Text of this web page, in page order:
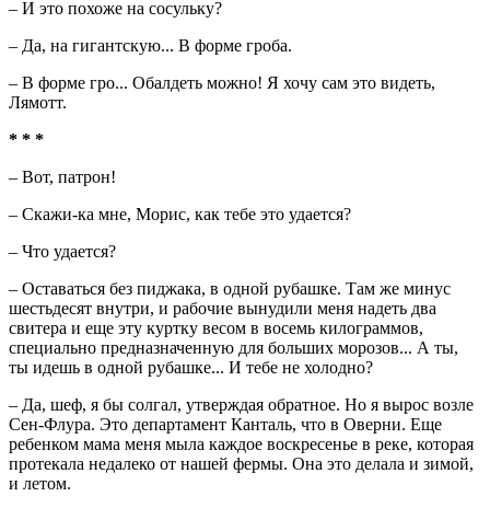
– И это похоже на сосульку?
– Да, на гигантскую... В форме гроба.
– В форме гро... Обалдеть можно! Я хочу сам это видеть,
Лямотт.
* * *
– Вот, патрон!
– Скажи-ка мне, Морис, как тебе это удается?
– Что удается?
– Оставаться без пиджака, в одной рубашке. Там же минус
шестьдесят внутри, и рабочие вынудили меня надеть два
свитера и еще эту куртку весом в восемь килограммов,
специально предназначенную для больших морозов... А ты,
ты идешь в одной рубашке... И тебе не холодно?
– Да, шеф, я бы солгал, утверждая обратное. Но я вырос возле
Сен-Флура. Это департамент Канталь, что в Оверни. Еще
ребенком мама меня мыла каждое воскресенье в реке, которая
протекала недалеко от нашей фермы. Она это делала и зимой,
и летом.